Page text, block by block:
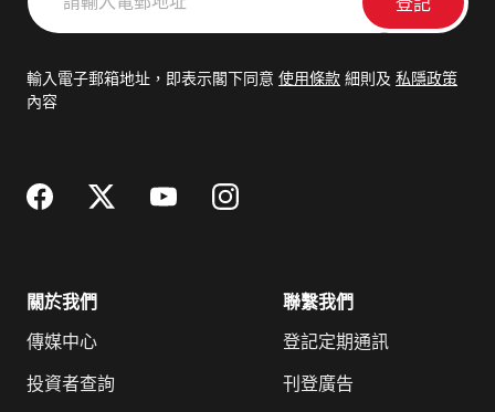
輸
郵
輸入電子郵箱地址，即表示閣下同意 使用條款 細則及 私隱政策
內容
關於我們
傳媒中心
投資者查詢
聯繫我們
登記定期通訊
刊登廣告